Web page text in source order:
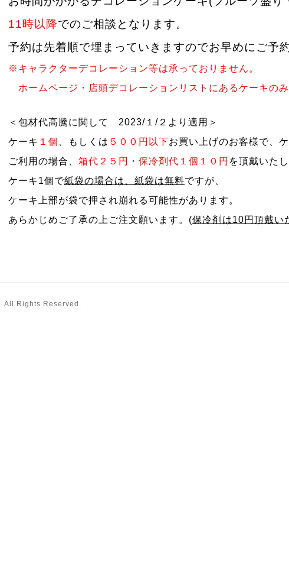
11時以降でのご相談となります。
予約は先着順で埋まっていきますのでお早めにご予
※キャラクターデコレーション等は承っておりません。
ホームページ・店頭デコレーションリストにあるケーキのみ
＜包材代高騰に関して 2023/１/２より適用＞
ケーキ １個 、もしくは ５００円以下お買い上げのお客様で、
ご利用の場合、 箱代２５円 ・ 保冷剤代１個１０円 を頂戴いたし
ケーキ1個で紙袋の場合は、紙袋は無料ですが、
ケーキ上部が袋で押され崩れる可能性があります。
あらかじめご了承の上ご注文願います。(保冷剤は10円頂戴い
. All Rights Reserved.